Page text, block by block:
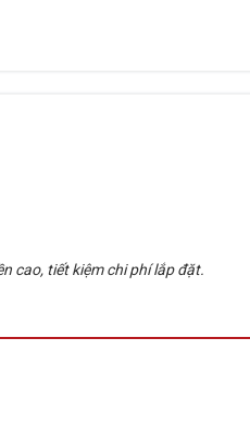
cao, tiết kiệm chi phí lắp đặt.